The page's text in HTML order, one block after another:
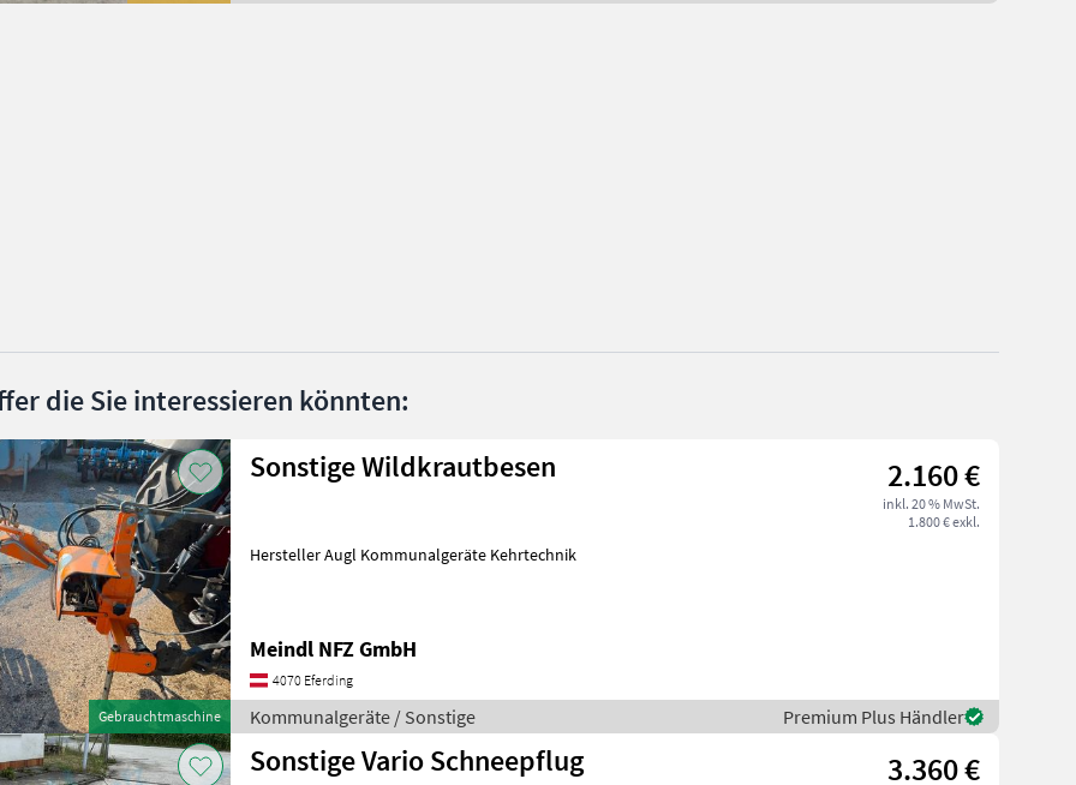
die Sie interessieren könnten:
Gebrauchtmaschine
Sonstige Wildkrautbesen 2.160 €
inkl. 20 % MwSt.
1.800 € exkl.
Hersteller Augl Kommunalgeräte Kehrtechnik
Meindl NFZ GmbH
4070 Eferding
Kommunalgeräte / Sonstige Premium Plus Händler
Sonstige Vario Schneepflug 3.360 €